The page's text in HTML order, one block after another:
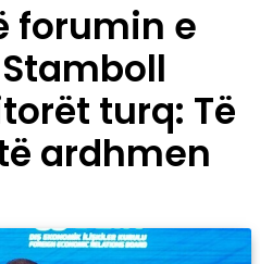
forumin e
turq: Të
ardhmen